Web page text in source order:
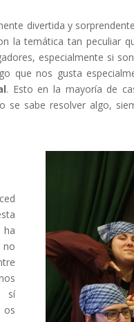
divertida y
la temática tan peculiar
especialmente si
que nos gusta
. Esto en la mayoría de
se sabe resolver algo,
ha
sí
os